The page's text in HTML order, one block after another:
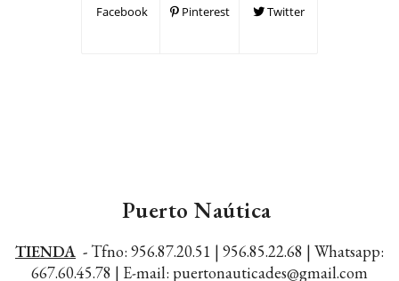
Facebook Pinterest Twitter
Puerto Naútica
TIENDA - Tfno: 956.87.20.51 | 956.85.22.68 | Whatsapp:
667.60.45.78 | E-mail: puertonauticades@gmail.com